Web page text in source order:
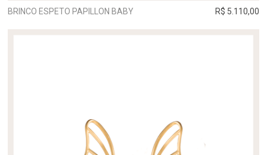
BRINCO ESPETO PAPILLON BABY R$ 5.110,00